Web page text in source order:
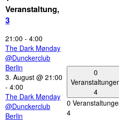
Veranstaltung,
3
21:00 - 4:00
The Dark Mønday
@Dunckerclub
Berlin
3. August @ 21:00
- 4:00
The Dark Mønday
@Dunckerclub
Berlin
0
4
0
4